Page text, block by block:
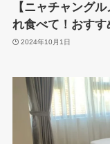
【ニャチャング
れ食べて！おす
2024年10月1日